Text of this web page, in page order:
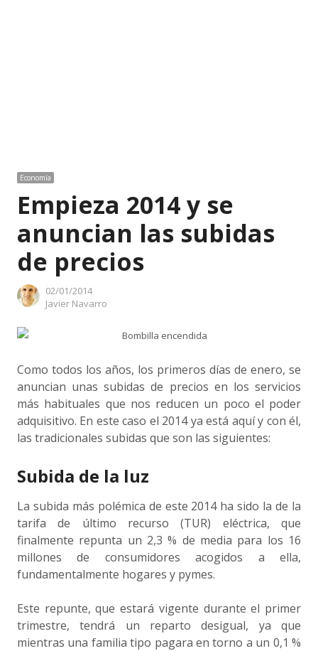
Economía
Empieza 2014 y se
anuncian las subidas
de precios
02/01/2014
Author
Javier Navarro
Como todos los años, los primeros días de enero, se
anuncian unas subidas de precios en los servicios
más habituales que nos reducen un poco el poder
adquisitivo. En este caso el 2014 ya está aquí y con él,
las tradicionales subidas que son las siguientes:
Subida de la luz
La subida más polémica de este 2014 ha sido la de la
tarifa de último recurso (TUR) eléctrica, que
finalmente repunta un 2,3 % de media para los 16
millones de consumidores acogidos a ella,
fundamentalmente hogares y pymes.
Este repunte, que estará vigente durante el primer
trimestre, tendrá un reparto desigual, ya que
mientras una familia tipo pagara en torno a un 0,1 %